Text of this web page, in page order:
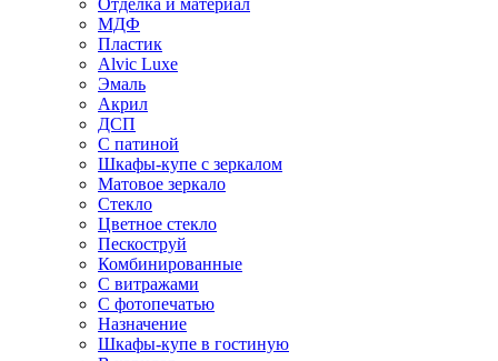
Отделка и материал
МДФ
Пластик
Alvic Luxe
Эмаль
Акрил
ДСП
С патиной
Шкафы-купе с зеркалом
Матовое зеркало
Стекло
Цветное стекло
Пескоструй
Комбинированные
С витражами
С фотопечатью
Назначение
Шкафы-купе в гостиную